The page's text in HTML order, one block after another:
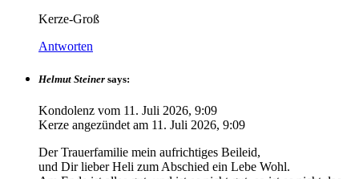
Kerze-Groß
Antworten
Helmut Steiner says:
Kondolenz vom 11. Juli 2026, 9:09
Kerze angezündet am 11. Juli 2026, 9:09
Der Trauerfamilie mein aufrichtiges Beileid,
und Dir lieber Heli zum Abschied ein Lebe Wohl.